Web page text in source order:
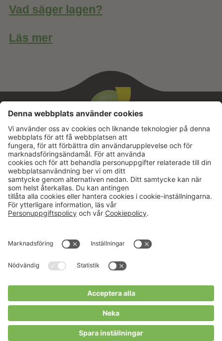
Vad säger lagen?
Läs mer
Aktuellt
Karriär
Kalender
Press & media
Om oss
Verksamheter
Hushållningssällskapens
Förbund
Tjänster
Välkommen till Portalen!
Personuppgiftspolicy